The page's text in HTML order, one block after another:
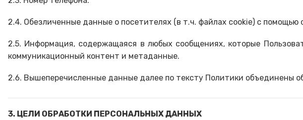
2.4. Обезличенные данные о посетителях (в т.ч. файлах cookie) с
2.5. Информация, содержащаяся в любых сообщениях, которые
коммуникационный контент и метаданные.
2.6. Вышеперечисленные данные далее по тексту Политики объединены
3. ЦЕЛИ ОБРАБОТКИ ПЕРСОНАЛЬНЫХ ДАННЫХ